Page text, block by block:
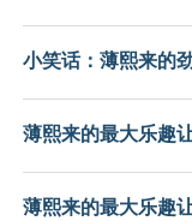
小笑话：薄熙来的
薄熙来的最大乐趣
薄熙来的最大乐趣